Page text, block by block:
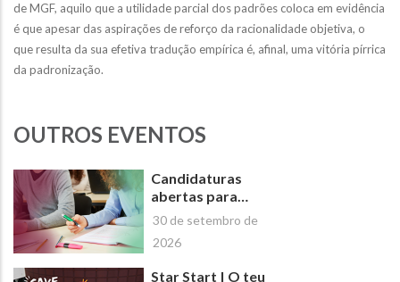
de MGF, aquilo que a utilidade parcial dos padrões coloca em evidência
é que apesar das aspirações de reforço da racionalidade objetiva, o
que resulta da sua efetiva tradução empírica é, afinal, uma vitória pírrica
da padronização.
OUTROS EVENTOS
Candidaturas
abertas para
Novos Cursos de
Escola Superior de
30 de setembro de
2026
Star Start | O teu